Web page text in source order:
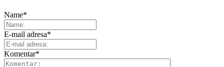
Name*
E-mail adresa*
Komentar*